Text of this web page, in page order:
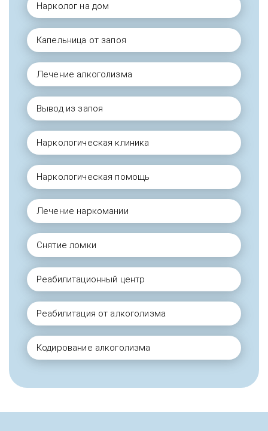
Нарколог на дом
Капельница от запоя
Лечение алкоголизма
Вывод из запоя
Наркологическая клиника
Наркологическая помощь
Лечение наркомании
Снятие ломки
Реабилитационный центр
Реабилитация от алкоголизма
Кодирование алкоголизма